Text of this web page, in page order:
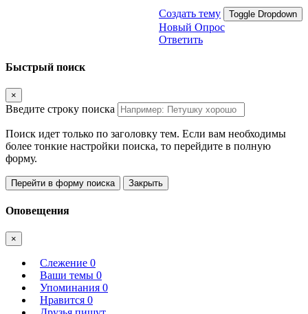
Создать тему Toggle Dropdown
Новый Опрос
Ответить
Быстрый поиск
×
Введите строку поиска
Поиск идет только по заголовку тем. Если вам необходимы
более тонкие настройки поиска, то перейдите в полную
форму.
Перейти в форму поиска Закрыть
Оповещения
×
Слежение 0
Ваши темы 0
Упоминания 0
Нравится 0